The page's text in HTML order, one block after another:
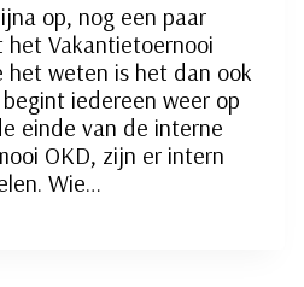
op, nog een paar
het Vakantietoernooi
het weten is het dan ook
iedereen weer op
einde van de interne
OKD, zijn er intern
Wie…